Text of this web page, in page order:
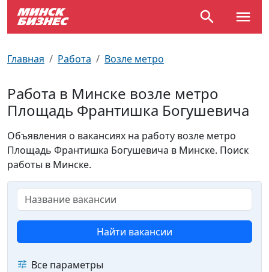
Главная Работа Возле метро
Работа в Минске возле метро
Площадь Франтишка Богушевича
Объявления о вакансиях на работу возле метро
Площадь Франтишка Богушевича в Минске. Поиск
работы в Минске.
Найти вакансии
Все параметры
Возле метро
Почтовые индексы
Улицы Минска
Производственный календарь
Документы для ЗАГСа
Схема метро
Пробки на дорогах
Самолеты